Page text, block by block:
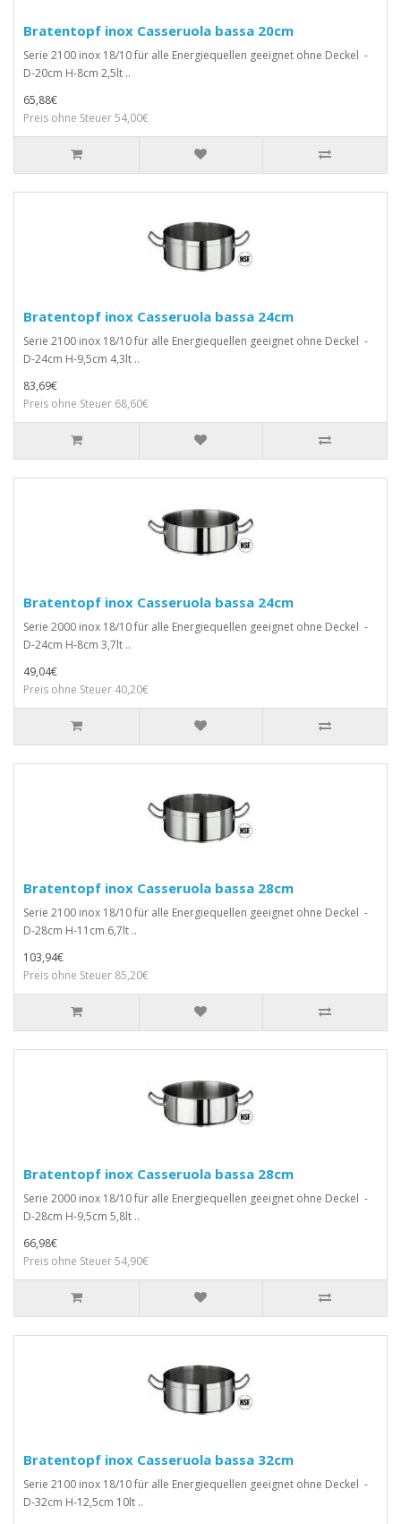
Bratentopf inox Casseruola bassa 20cm
Serie 2100 inox 18/10 für alle Energiequellen geeignet ohne Deckel -
D-20cm H-8cm 2,5lt ..
65,88€
Preis ohne Steuer 54,00€
Bratentopf inox Casseruola bassa 24cm
Serie 2100 inox 18/10 für alle Energiequellen geeignet ohne Deckel -
D-24cm H-9,5cm 4,3lt ..
83,69€
Preis ohne Steuer 68,60€
Bratentopf inox Casseruola bassa 24cm
Serie 2000 inox 18/10 für alle Energiequellen geeignet ohne Deckel -
D-24cm H-8cm 3,7lt ..
49,04€
Preis ohne Steuer 40,20€
Bratentopf inox Casseruola bassa 28cm
Serie 2100 inox 18/10 für alle Energiequellen geeignet ohne Deckel -
D-28cm H-11cm 6,7lt ..
103,94€
Preis ohne Steuer 85,20€
Bratentopf inox Casseruola bassa 28cm
Serie 2000 inox 18/10 für alle Energiequellen geeignet ohne Deckel -
D-28cm H-9,5cm 5,8lt ..
66,98€
Preis ohne Steuer 54,90€
Bratentopf inox Casseruola bassa 32cm
Serie 2100 inox 18/10 für alle Energiequellen geeignet ohne Deckel -
D-32cm H-12,5cm 10lt ..